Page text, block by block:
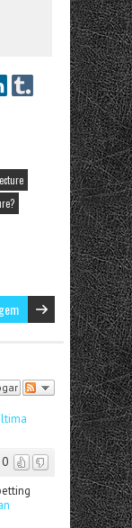
More Posts
(5)
0